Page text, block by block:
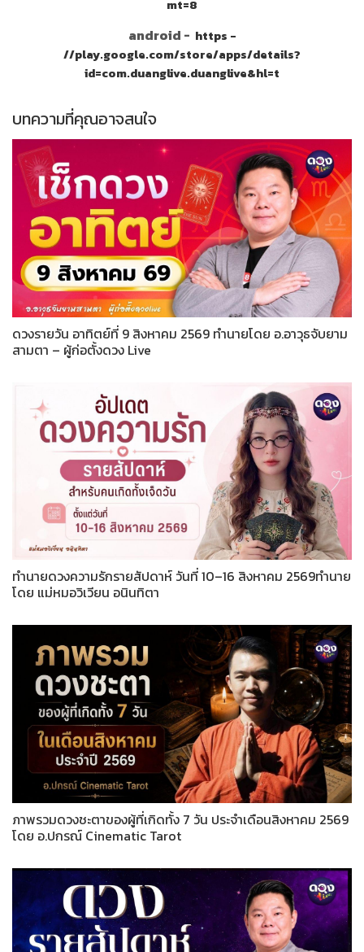
mt=8
android - https -
//play.google.com/store/apps/details?
id=com.duanglive.duanglive&hl=t
บทความที่คุณอาจสนใจ
ดวงรายวัน อาทิตย์ที่ 9 สิงหาคม 2569 ทำนายโดย อ.อาวุธจับยาม
สามตา – ผู้ก่อตั้งดวง Live
ทำนายดวงความรักรายสัปดาห์ วันที่ 10–16 สิงหาคม 2569ทำนาย
โดย แม่หมอวิเวียน อนินทิตา
ภาพรวมดวงชะตาของผู้ที่เกิดทั้ง 7 วัน ประจำเดือนสิงหาคม 2569
โดย อ.ปกรณ์ Cinematic Tarot